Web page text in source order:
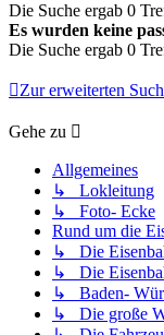
Die Suche ergab 0
Es wurden keine
Die Suche ergab 0
Zur erweiterten
Gehe zu
Allgemeines
↳ Lokleitung
↳ Foto- Ecke
Rund um die
↳ Die
↳ Die
↳ Baden-
↳ Die große